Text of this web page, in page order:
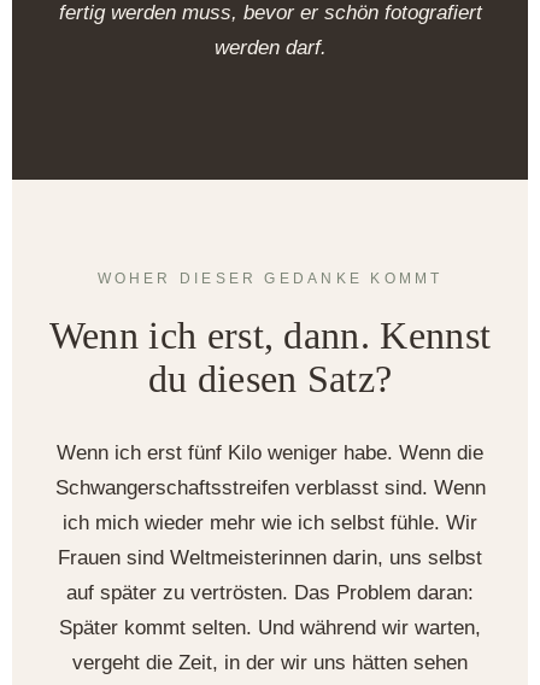
fertig werden muss, bevor er schön fotografiert
werden darf.
WOHER DIESER GEDANKE KOMMT
Wenn ich erst, dann. Kennst
du diesen Satz?
Wenn ich erst fünf Kilo weniger habe. Wenn die
Schwangerschaftsstreifen verblasst sind. Wenn
ich mich wieder mehr wie ich selbst fühle. Wir
Frauen sind Weltmeisterinnen darin, uns selbst
auf später zu vertrösten. Das Problem daran:
Später kommt selten. Und während wir warten,
vergeht die Zeit, in der wir uns hätten sehen